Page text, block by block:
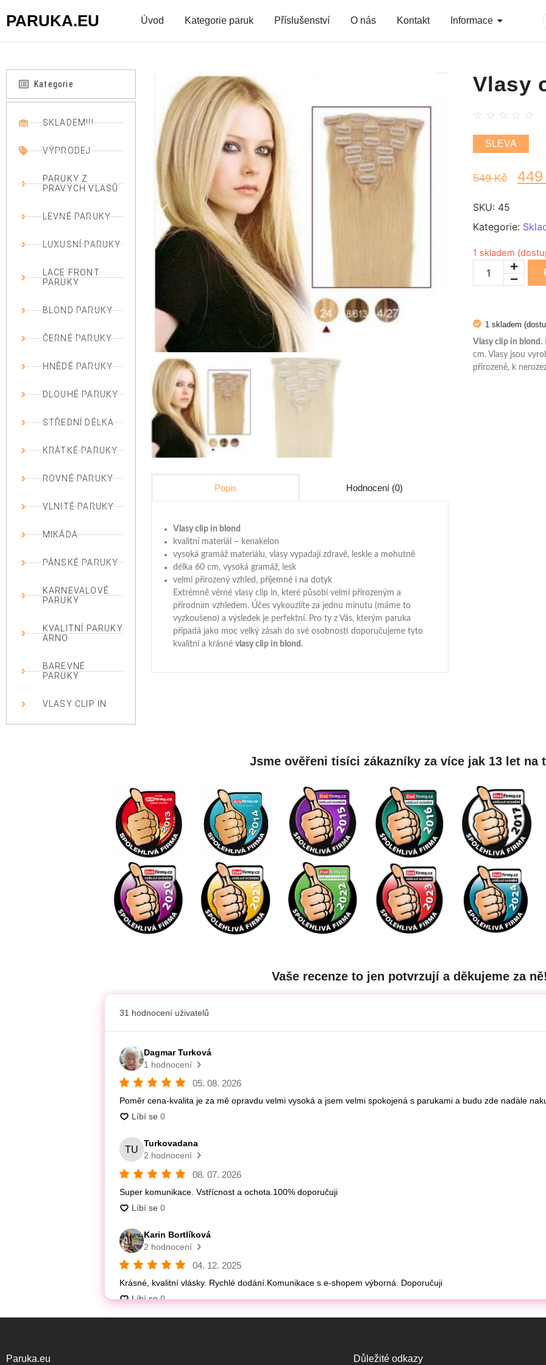
PARUKA.EU Úvod Kategorie paruk Příslušenství O nás Kontakt Informace
Kategorie
SKLADEM!!!
VÝPRODEJ
PARUKY Z
PRAVÝCH VLASŮ
LEVNÉ PARUKY
LUXUSNÍ PARUKY
LACE FRONT
PARUKY
BLOND PARUKY
ČERNÉ PARUKY
HNĚDÉ PARUKY
DLOUHÉ PARUKY
STŘEDNÍ DÉLKA
KRÁTKÉ PARUKY
ROVNÉ PARUKY
VLNITÉ PARUKY
MIKÁDA
PÁNSKÉ PARUKY
KARNEVALOVÉ
PARUKY
KVALITNÍ PARUKY
ARNO
BAREVNÉ
PARUKY
VLASY CLIP IN
Popis Hodnocení (0)
Vlasy clip in blond
kvalitní materiál – kenakelon
vysoká gramáž materiálu, vlasy vypadají zdravě, leskle a mohutně
délka 60 cm, vysoká gramáž, lesk
velmi přirozený vzhled, příjemné i na dotyk
Extrémně věrné vlasy clip in, které působí velmi přirozeným a
přírodním vzhledem. Účes vykouzlíte za jednu minutu (máme to
vyzkoušeno) a výsledek je perfektní. Pro ty z Vás, kterým paruka
připadá jako moc velký zásah do své osobnosti doporučujeme tyto
kvalitní a krásné vlasy clip in blond .
Vlasy
☆ ☆ ☆ ☆ ☆
SLEVA
549Kč
SKU: 45
Kategorie:
1 skladem
1 skladem
Vlasy clip in blond.
cm. Vlasy jsou
přirozeně, k
Jsme ověřeni tisíci zákazníky za více jak 13 let na
Vaše recenze to jen potvrzují a děkujeme za
Paruka.eu Důležité odkazy